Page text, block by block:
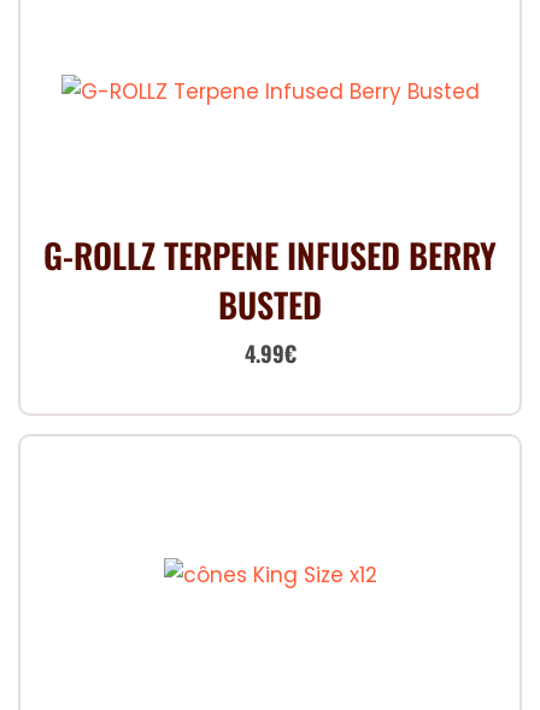
G-ROLLZ TERPENE INFUSED BERRY
BUSTED
Le
initial
4.99€Le
actuel